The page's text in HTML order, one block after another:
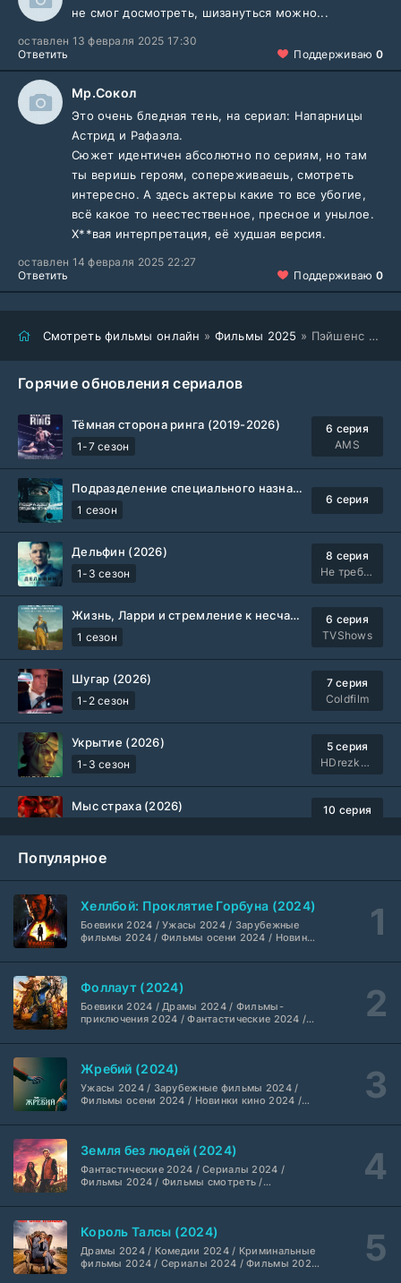
не смог досмотреть, шизануться можно...
оставлен 13 февраля 2025 17:30
Ответить
Поддерживаю 0
Мр.Сокол
Это очень бледная тень, на сериал: Напарницы
Астрид и Рафаэла.
Сюжет идентичен абсолютно по сериям, но там
ты веришь героям, сопереживаешь, смотреть
интересно. А здесь актеры какие то все убогие,
всё какое то неестественное, пресное и унылое.
Х**вая интерпретация, её худшая версия.
оставлен 14 февраля 2025 22:27
Ответить
Поддерживаю 0
Смотреть фильмы онлайн » Фильмы 2025 » Пэйшенс (2025)
Горячие обновления сериалов
Тёмная сторона ринга (2019-2026)
1-7 сезон
6 серия
AMS
Подразделение специального назначения (2026)
1 сезон
6 серия
Дельфин (2026)
1-3 сезон
8 серия
Не требуется
Жизнь, Ларри и стремление к несчастью: Почти история Америки (2026)
1 сезон
6 серия
TVShows
Шугар (2026)
1-2 сезон
7 серия
Coldfilm
Укрытие (2026)
1-3 сезон
5 серия
HDrezka Studio
Мыс страха (2026)
10 серия
Вторая мировая война с Томом Хэнксом (2026)
Анна медиум (2021-2026)
1-5 сезон
2 серия
Не требуется
Преступление с низким IQ (2026)
1 сезон
DubLik.TV
Страна боев (2026)
1 сезон
1 серия
Рыцарь Семи Королевств (2026)
1 сезон
Syncmer
Чудо-человек (2026)
1 сезон
8 серия
Популярное
Хеллбой: Проклятие Горбуна (2024)
Боевики 2024 / Ужасы 2024 / Зарубежные
фильмы 2024 / Фильмы осени 2024 / Новинки
2024 / Американские фильмы / Фильмы
высоким рейтингом / Интересные фильмы /
Крутые фильмы / Популярные фильмы
Фоллаут (2024)
Боевики 2024 / Драмы 2024 / Фильмы-
приключения 2024 / Фантастические 2024 /
смотреть / Сериалы в 4K UHD / Американские
Жребий (2024)
Ужасы 2024 / Зарубежные фильмы 2024 /
Фильмы осени 2024 / Новинки кино 2024 /
Американские фильмы / Фильмы смотреть /
фильмы / Крутые фильмы / Популярные
фильмы
Земля без людей (2024)
Фантастические 2024 / Сериалы 2024 /
Фильмы 2024 / Фильмы смотреть /
Король Талсы (2024)
Драмы 2024 / Комедии 2024 / Криминальные
фильмы 2024 / Сериалы 2024 / Фильмы 2024